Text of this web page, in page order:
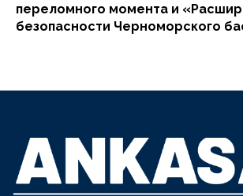
переломного момента и
безопасности Черноморского